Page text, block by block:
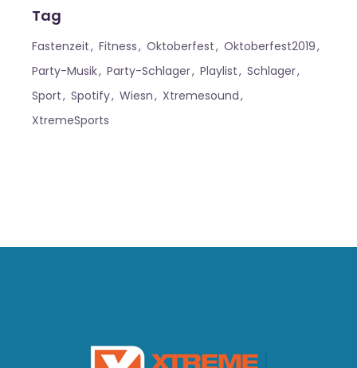
Tag
Fastenzeit Fitness Oktoberfest
Oktoberfest2019
Party-Musik
Party-Schlager Playlist
Schlager
Sport
Spotify Wiesn
Xtremesound
XtremeSports